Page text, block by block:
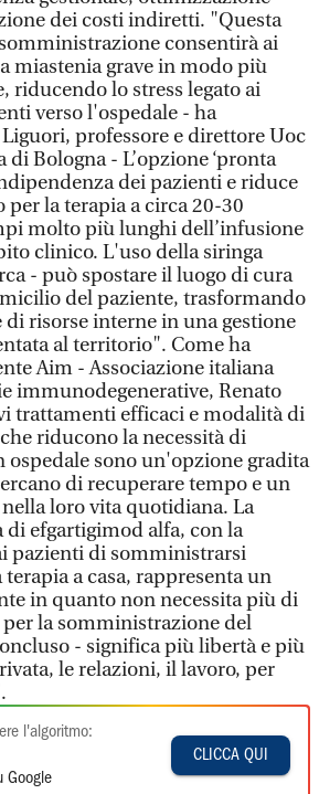
dei costi indiretti. "Questa
consentirà ai
miastenia grave in modo più
riducendo lo stress legato ai
verso l'ospedale - ha
professore e direttore Uoc
Bologna - L’opzione ‘pronta
dei pazienti e riduce
per la terapia a circa 20-30
molto più lunghi dell’infusione
clinico. L'uso della siringa
- può spostare il luogo di cura
del paziente, trasformando
di risorse interne in una gestione
al territorio". Come ha
Aim - Associazione italiana
immunodegenerative, Renato
trattamenti efficaci e modalità di
riducono la necessità di
ospedale sono un'opzione gradita
di recuperare tempo e un
loro vita quotidiana. La
efgartigimod alfa, con la
pazienti di somministrarsi
a casa, rappresenta un
in quanto non necessita più di
la somministrazione del
- significa più libertà e più
le relazioni, il lavoro, per
l'algoritmo:
Google
CLICCA QUI